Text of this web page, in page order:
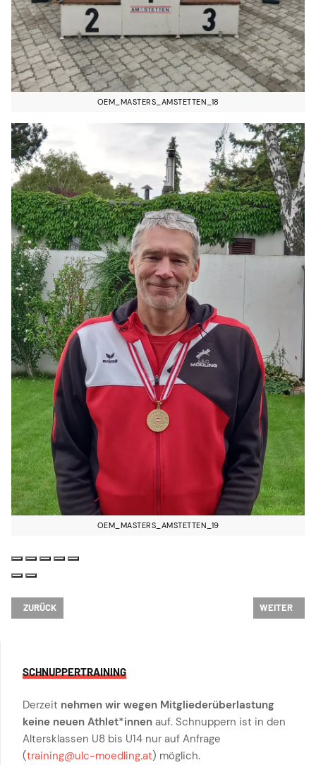
OEM_MASTERS_AMSTETTEN_18
OEM_MASTERS_AMSTETTEN_19
VORHERIGER BEITRAG: TOP-LEISTUNG ZUM SAISONABSCHLUSS - U20-
ZURÜCK NÄCHSTER
WEITER
SCHNUPPERTRAINING
Derzeit nehmen wir wegen Mitgliederüberlastung
keine neuen Athlet*innen auf. Schnuppern ist in den
Altersklassen U8 bis U14 nur auf Anfrage
(training@ulc-moedling.at) möglich.